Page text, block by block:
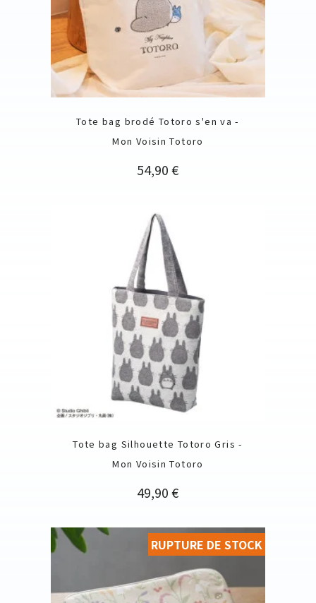
Tote bag brodé Totoro s'en va -
Mon Voisin Totoro
Prix
54,90 €
Tote bag Silhouette Totoro Gris -
Mon Voisin Totoro
Prix
49,90 €
RUPTURE DE STOCK